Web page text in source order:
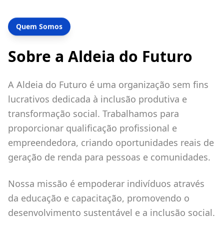
Quem Somos
Sobre a Aldeia do Futuro
A Aldeia do Futuro é uma organização sem fins
lucrativos dedicada à inclusão produtiva e
transformação social. Trabalhamos para
proporcionar qualificação profissional e
empreendedora, criando oportunidades reais de
geração de renda para pessoas e comunidades.
Nossa missão é empoderar indivíduos através
da educação e capacitação, promovendo o
desenvolvimento sustentável e a inclusão social.